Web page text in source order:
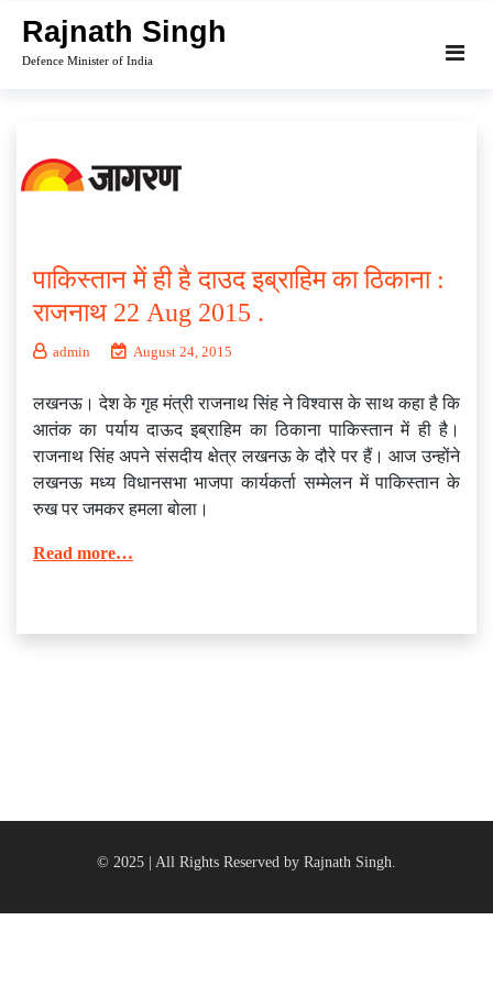
content
Rajnath Singh
Defence Minister of India
पाकिस्तान में ही है दाउद इब्राहिम का ठिकाना :
राजनाथ 22 Aug 2015 .
admin August 24, 2015
लखनऊ। देश के गृह मंत्री राजनाथ सिंह ने विश्वास के साथ कहा है कि
आतंक का पर्याय दाऊद इब्राहिम का ठिकाना पाकिस्तान में ही है।
राजनाथ सिंह अपने संसदीय क्षेत्र लखनऊ के दौरे पर हैं। आज उन्होंने
लखनऊ मध्य विधानसभा भाजपा कार्यकर्ता सम्मेलन में पाकिस्तान के
रुख पर जमकर हमला बोला।
Read more…
© 2025 | All Rights Reserved by Rajnath Singh.